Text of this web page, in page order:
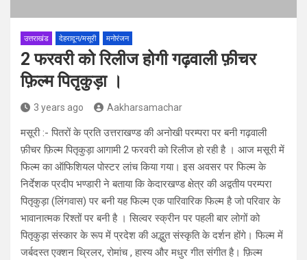
उत्तराखंड देहरादून/मसूरी मनोरंजन
2 फरवरी को रिलीज होगी गढ़वाली फ़ीचर
फ़िल्म पितृकुड़ा ।
3 years ago Aakharsamachar
मसूरी :-पितरों के प्रति उत्तराखण्ड की अनोखी परम्परा पर बनी गढ़वाली
फ़ीचर फ़िल्म पितृकुड़ा आगामी 2 फरवरी को रिलीज हो रही है । आज मसूरी में
फिल्म का ऑफिशियल पोस्टर लांच किया गया। इस अवसर पर फिल्म के
निर्देशक प्रदीप भण्डारी ने बताया कि केदारखण्ड क्षेत्र की अद्वतीय परम्परा
पितृकुड़ा (लिंगवास) पर बनी यह फिल्म एक पारिवारिक फिल्म है जो परिवार के
भावानात्मक रिश्तों पर बनी है । सिल्वर स्क्रीन पर पहली बार लोगों को
पितृकुड़ा संस्कार के रूप में प्रदेश की अद्भुत संस्कृति के दर्शन होंगे। फिल्म में
जर्बदस्त एक्शन थ्रिलर, रोमांच , हास्य और मधुर गीत संगीत है। फ़िल्म